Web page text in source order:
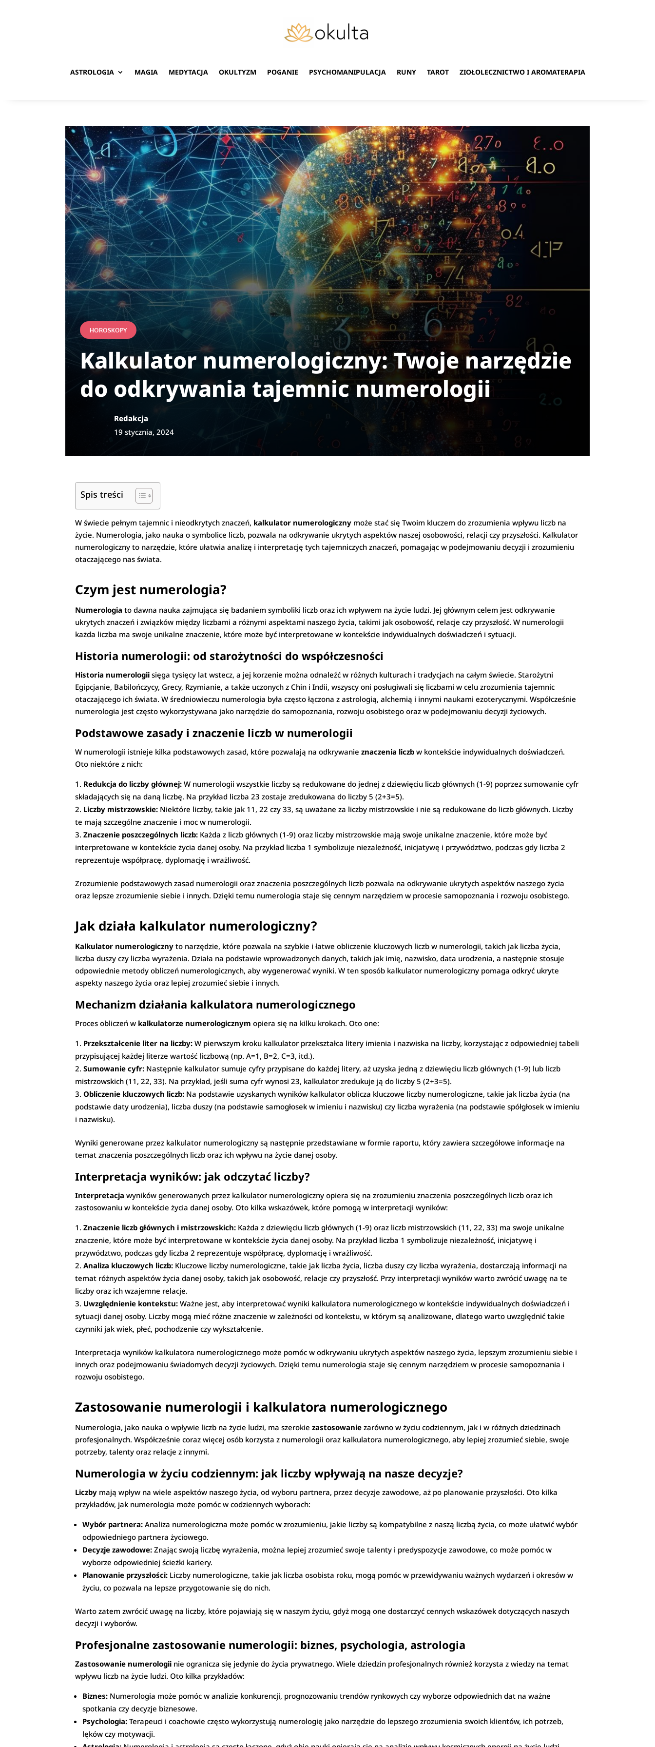
ASTROLOGIA MAGIA MEDYTACJA OKULTYZM POGANIE PSYCHOMANIPULACJA RUNY TAROT ZIOŁOLECZNICTWO I AROMATERAPIA
HOROSKOPY
Kalkulator numerologiczny: Twoje narzędzie
do odkrywania tajemnic numerologii
Redakcja
19 stycznia, 2024
Spis treści
W świecie pełnym tajemnic i nieodkrytych znaczeń, kalkulator numerologiczny może stać się Twoim kluczem do zrozumienia wpływu liczb na
życie. Numerologia, jako nauka o symbolice liczb, pozwala na odkrywanie ukrytych aspektów naszej osobowości, relacji czy przyszłości. Kalkulator
numerologiczny to narzędzie, które ułatwia analizę i interpretację tych tajemniczych znaczeń, pomagając w podejmowaniu decyzji i zrozumieniu
otaczającego nas świata.
Czym jest numerologia?
Numerologia to dawna nauka zajmująca się badaniem symboliki liczb oraz ich wpływem na życie ludzi. Jej głównym celem jest odkrywanie
ukrytych znaczeń i związków między liczbami a różnymi aspektami naszego życia, takimi jak osobowość, relacje czy przyszłość. W numerologii
każda liczba ma swoje unikalne znaczenie, które może być interpretowane w kontekście indywidualnych doświadczeń i sytuacji.
Historia numerologii: od starożytności do współczesności
Historia numerologii sięga tysięcy lat wstecz, a jej korzenie można odnaleźć w różnych kulturach i tradycjach na całym świecie. Starożytni
Egipcjanie, Babilończycy, Grecy, Rzymianie, a także uczonych z Chin i Indii, wszyscy oni posługiwali się liczbami w celu zrozumienia tajemnic
otaczającego ich świata. W średniowieczu numerologia była często łączona z astrologią, alchemią i innymi naukami ezoterycznymi. Współcześnie
numerologia jest często wykorzystywana jako narzędzie do samopoznania, rozwoju osobistego oraz w podejmowaniu decyzji życiowych.
Podstawowe zasady i znaczenie liczb w numerologii
W numerologii istnieje kilka podstawowych zasad, które pozwalają na odkrywanieznaczenia liczb w kontekście indywidualnych doświadczeń.
Oto niektóre z nich:
Redukcja do liczby głównej: W numerologii wszystkie liczby są redukowane do jednej z dziewięciu liczb głównych (1-9) poprzez sumowanie cyfr
składających się na daną liczbę. Na przykład liczba 23 zostaje zredukowana do liczby 5 (2+3=5).
Liczby mistrzowskie: Niektóre liczby, takie jak 11, 22 czy 33, są uważane za liczby mistrzowskie i nie są redukowane do liczb głównych. Liczby
te mają szczególne znaczenie i moc w numerologii.
Znaczenie poszczególnych liczb: Każda z liczb głównych (1-9) oraz liczby mistrzowskie mają swoje unikalne znaczenie, które może być
interpretowane w kontekście życia danej osoby. Na przykład liczba 1 symbolizuje niezależność, inicjatywę i przywództwo, podczas gdy liczba 2
reprezentuje współpracę, dyplomację i wrażliwość.
Zrozumienie podstawowych zasad numerologii oraz znaczenia poszczególnych liczb pozwala na odkrywanie ukrytych aspektów naszego życia
oraz lepsze zrozumienie siebie i innych. Dzięki temu numerologia staje się cennym narzędziem w procesie samopoznania i rozwoju osobistego.
Jak działa kalkulator numerologiczny?
Kalkulator numerologiczny to narzędzie, które pozwala na szybkie i łatwe obliczenie kluczowych liczb w numerologii, takich jak liczba życia,
liczba duszy czy liczba wyrażenia. Działa na podstawie wprowadzonych danych, takich jak imię, nazwisko, data urodzenia, a następnie stosuje
odpowiednie metody obliczeń numerologicznych, aby wygenerować wyniki. W ten sposób kalkulator numerologiczny pomaga odkryć ukryte
aspekty naszego życia oraz lepiej zrozumieć siebie i innych.
Mechanizm działania kalkulatora numerologicznego
Proces obliczeń w kalkulatorze numerologicznym opiera się na kilku krokach. Oto one:
Przekształcenie liter na liczby: W pierwszym kroku kalkulator przekształca litery imienia i nazwiska na liczby, korzystając z odpowiedniej tabeli
przypisującej każdej literze wartość liczbową (np. A=1, B=2, C=3, itd.).
Sumowanie cyfr: Następnie kalkulator sumuje cyfry przypisane do każdej litery, aż uzyska jedną z dziewięciu liczb głównych (1-9) lub liczb
mistrzowskich (11, 22, 33). Na przykład, jeśli suma cyfr wynosi 23, kalkulator zredukuje ją do liczby 5 (2+3=5).
Obliczenie kluczowych liczb: Na podstawie uzyskanych wyników kalkulator oblicza kluczowe liczby numerologiczne, takie jak liczba życia (na
podstawie daty urodzenia), liczba duszy (na podstawie samogłosek w imieniu i nazwisku) czy liczba wyrażenia (na podstawie spółgłosek w imieniu
i nazwisku).
Wyniki generowane przez kalkulator numerologiczny są następnie przedstawiane w formie raportu, który zawiera szczegółowe informacje na
temat znaczenia poszczególnych liczb oraz ich wpływu na życie danej osoby.
Interpretacja wyników: jak odczytać liczby?
Interpretacja wyników generowanych przez kalkulator numerologiczny opiera się na zrozumieniu znaczenia poszczególnych liczb oraz ich
zastosowaniu w kontekście życia danej osoby. Oto kilka wskazówek, które pomogą w interpretacji wyników:
Znaczenie liczb głównych i mistrzowskich: Każda z dziewięciu liczb głównych (1-9) oraz liczb mistrzowskich (11, 22, 33) ma swoje unikalne
znaczenie, które może być interpretowane w kontekście życia danej osoby. Na przykład liczba 1 symbolizuje niezależność, inicjatywę i
przywództwo, podczas gdy liczba 2 reprezentuje współpracę, dyplomację i wrażliwość.
Analiza kluczowych liczb: Kluczowe liczby numerologiczne, takie jak liczba życia, liczba duszy czy liczba wyrażenia, dostarczają informacji na
temat różnych aspektów życia danej osoby, takich jak osobowość, relacje czy przyszłość. Przy interpretacji wyników warto zwrócić uwagę na te
liczby oraz ich wzajemne relacje.
Uwzględnienie kontekstu: Ważne jest, aby interpretować wyniki kalkulatora numerologicznego w kontekście indywidualnych doświadczeń i
sytuacji danej osoby. Liczby mogą mieć różne znaczenie w zależności od kontekstu, w którym są analizowane, dlatego warto uwzględnić takie
czynniki jak wiek, płeć, pochodzenie czy wykształcenie.
Interpretacja wyników kalkulatora numerologicznego może pomóc w odkrywaniu ukrytych aspektów naszego życia, lepszym zrozumieniu siebie i
innych oraz podejmowaniu świadomych decyzji życiowych. Dzięki temu numerologia staje się cennym narzędziem w procesie samopoznania i
rozwoju osobistego.
Zastosowanie numerologii i kalkulatora numerologicznego
Numerologia, jako nauka o wpływie liczb na życie ludzi, ma szerokiezastosowanie zarówno w życiu codziennym, jak i w różnych dziedzinach
profesjonalnych. Współcześnie coraz więcej osób korzysta z numerologii oraz kalkulatora numerologicznego, aby lepiej zrozumieć siebie, swoje
potrzeby, talenty oraz relacje z innymi.
Numerologia w życiu codziennym: jak liczby wpływają na nasze decyzje?
Liczby mają wpływ na wiele aspektów naszego życia, od wyboru partnera, przez decyzje zawodowe, aż po planowanie przyszłości. Oto kilka
przykładów, jak numerologia może pomóc w codziennych wyborach:
Wybór partnera: Analiza numerologiczna może pomóc w zrozumieniu, jakie liczby są kompatybilne z naszą liczbą życia, co może ułatwić wybór
odpowiedniego partnera życiowego.
Decyzje zawodowe: Znając swoją liczbę wyrażenia, można lepiej zrozumieć swoje talenty i predyspozycje zawodowe, co może pomóc w
wyborze odpowiedniej ścieżki kariery.
Planowanie przyszłości: Liczby numerologiczne, takie jak liczba osobista roku, mogą pomóc w przewidywaniu ważnych wydarzeń i okresów w
życiu, co pozwala na lepsze przygotowanie się do nich.
Warto zatem zwrócić uwagę na liczby, które pojawiają się w naszym życiu, gdyż mogą one dostarczyć cennych wskazówek dotyczących naszych
decyzji i wyborów.
Profesjonalne zastosowanie numerologii: biznes, psychologia, astrologia
Zastosowanie numerologii nie ogranicza się jedynie do życia prywatnego. Wiele dziedzin profesjonalnych również korzysta z wiedzy na temat
wpływu liczb na życie ludzi. Oto kilka przykładów:
Biznes: Numerologia może pomóc w analizie konkurencji, prognozowaniu trendów rynkowych czy wyborze odpowiednich dat na ważne
spotkania czy decyzje biznesowe.
Psychologia: Terapeuci i coachowie często wykorzystują numerologię jako narzędzie do lepszego zrozumienia swoich klientów, ich potrzeb,
lęków czy motywacji.